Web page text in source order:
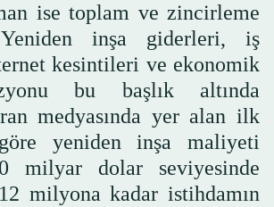
ise toplam ve zincirleme
inşa giderleri, iş
kesintileri ve ekonomik
bu başlık altında
medyasında yer alan ilk
yeniden inşa maliyeti
milyar dolar seviyesinde
milyona kadar istihdamın